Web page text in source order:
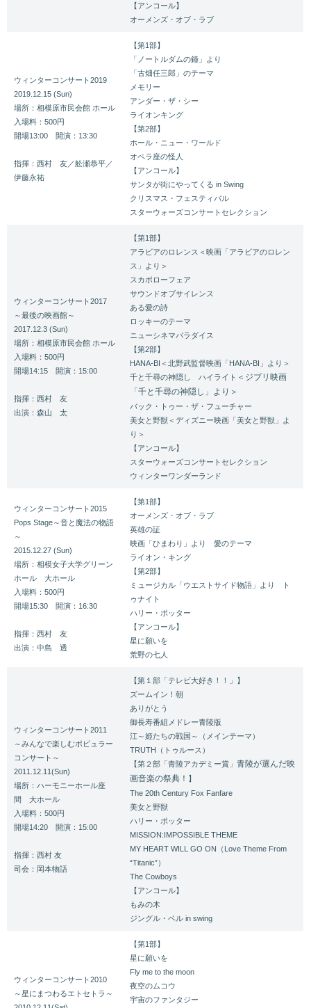
【アンコール】
オーメンズ・オブ・ラブ
ウィンターコンサート2019
2019.12.15 (Sun)
場所：相模原市民会館 ホール
入場料：500円
開場13:00 開演：13:30
指揮：西村 友／舩瀬恭平／
伊藤永祐
【第1部】
「ノートルダムの鐘」より
「古畑任三郎」のテーマ
メモリー
アンダー・ザ・シー
ライオンキング
【第2部】
ホール・ニュー・ワールド
オペラ座の怪人
【アンコール】
サンタが街にやってくる in Swing
クリスマス・フェスティバル
スターウォーズコンサートセレクション
ウィンターコンサート2017
～最後の映画館～
2017.12.3 (Sun)
場所：相模原市民会館 ホール
入場料：500円
開場14:15 開演：15:00
指揮：西村 友
出演：森山 太
【第1部】
アラビアのロレンス＜映画「アラビアのロレン
ス」より＞
スカボローフェア
サウンドオブサイレンス
ある愛の詩
ロッキーのテーマ
ニューシネマパラダイス
【第2部】
HANA-BI＜北野武監督映画「HANA-BI」より＞
千と千尋の神隠し ハイライト ＜ジブリ映画
「千と千尋の神隠し」より＞
バック・トゥー・ザ・フューチャー
美女と野獣＜ディズニー映画「美女と野獣」よ
り＞
【アンコール】
スターウォーズコンサートセレクション
ウィンターワンダーランド
ウィンターコンサート2015
Pops Stage～音と魔法の物語
～
2015.12.27 (Sun)
場所：相模女子大学グリーン
ホール 大ホール
入場料：500円
開場15:30 開演：16:30
指揮：西村 友
出演：中島 透
【第1部】
オーメンズ・オブ・ラブ
英雄の証
映画「ひまわり」より 愛のテーマ
ライオン・キング
【第2部】
ミュージカル「ウエストサイド物語」より ト
ゥナイト
ハリー・ポッター
【アンコール】
星に願いを
荒野の七人
ウィンターコンサート2011
～みんなで楽しむポピュラー
コンサート～
2011.12.11(Sun)
場所：ハーモニーホール座
間 大ホール
入場料：500円
開場14:20 開演：15:00
指揮：西村 友
司会：岡本物語
【第１部「テレビ大好き！！」】
ズームイン！朝
ありがとう
御長寿番組メドレー青陵版
江～姫たちの戦国～（メインテーマ）
TRUTH（トゥルース）
【第２部「青陵アカデミー賞」 青陵が選んだ映
画音楽の祭典！ 】
The 20th Century Fox Fanfare
美女と野獣
ハリー・ポッター
MISSION:IMPOSSIBLE THEME
MY HEART WILL GO ON（Love Theme From
“Titanic”）
The Cowboys
【アンコール】
もみの木
ジングル・ベル in swing
ウィンターコンサート2010
～星にまつわるエトセトラ～
【第1部】
星に願いを
Fly me to the moon
夜空のムコウ
宇宙のファンタジー